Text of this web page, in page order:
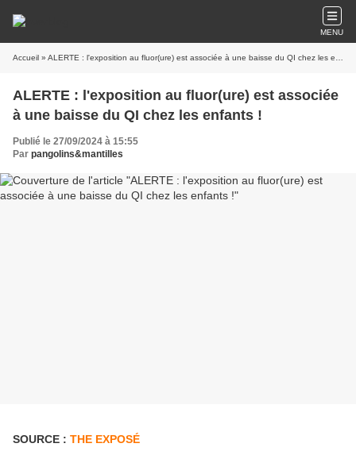
MENU
Accueil » ALERTE : l'exposition au fluor(ure) est associée à une baisse du QI chez les enfants !
ALERTE : l'exposition au fluor(ure) est associée
à une baisse du QI chez les enfants !
Publié le 27/09/2024 à 15:55
Par pangolins&mantilles
SOURCE : THE EXPOSÉ